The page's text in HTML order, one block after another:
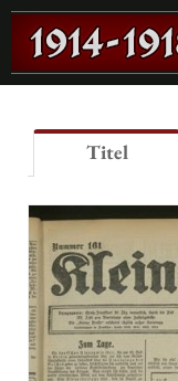
Titel